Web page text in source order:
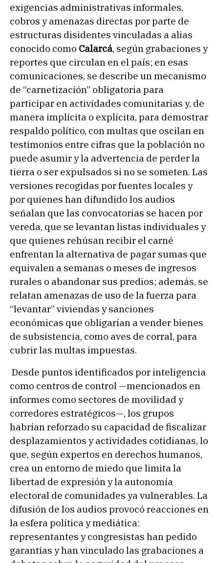
exigencias administrativas informales,
cobros y amenazas directas por parte de
estructuras disidentes vinculadas a alias
conocido como Calarcá, según grabaciones y
reportes que circulan en el país; en esas
comunicaciones, se describe un mecanismo
de “carnetización” obligatoria para
participar en actividades comunitarias y, de
manera implícita o explícita, para demostrar
respaldo político, con multas que oscilan en
testimonios entre cifras que la población no
puede asumir y la advertencia de perder la
tierra o ser expulsados si no se someten. Las
versiones recogidas por fuentes locales y
por quienes han difundido los audios
señalan que las convocatorias se hacen por
vereda, que se levantan listas individuales y
que quienes rehúsan recibir el carné
enfrentan la alternativa de pagar sumas que
equivalen a semanas o meses de ingresos
rurales o abandonar sus predios; además, se
relatan amenazas de uso de la fuerza para
“levantar” viviendas y sanciones
económicas que obligarían a vender bienes
de subsistencia, como aves de corral, para
cubrir las multas impuestas.
Desde puntos identificados por inteligencia
como centros de control —mencionados en
informes como sectores de movilidad y
corredores estratégicos—, los grupos
habrían reforzado su capacidad de fiscalizar
desplazamientos y actividades cotidianas, lo
que, según expertos en derechos humanos,
crea un entorno de miedo que limita la
libertad de expresión y la autonomía
electoral de comunidades ya vulnerables. La
difusión de los audios provocó reacciones en
la esfera política y mediática:
representantes y congresistas han pedido
garantías y han vinculado las grabaciones a